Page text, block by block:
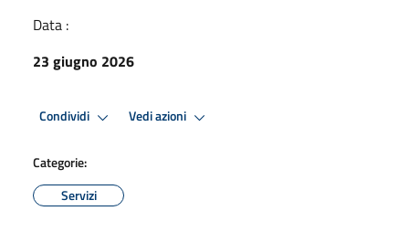
Data :
23 giugno 2026
Condividi Vedi azioni
Categorie:
Servizi